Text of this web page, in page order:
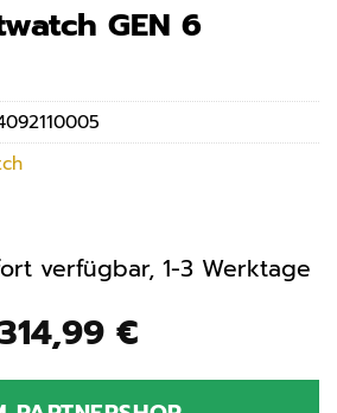
GEN 6
Preis
€Aktueller
ist:
verfügbar, 1-3 Werktage